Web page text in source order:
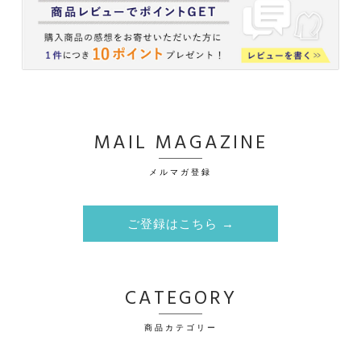
MAIL MAGAZINE
メルマガ登録
ご登録はこちら →
CATEGORY
商品カテゴリー